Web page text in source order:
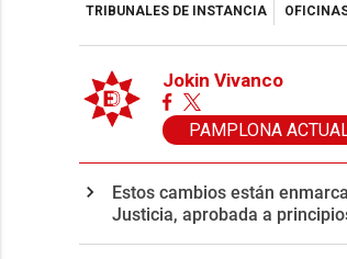
TRIBUNALES DE INSTANCIA
Jokin Vivanco
PAMPLONA
Estos cambios están
Justicia, aprobada a